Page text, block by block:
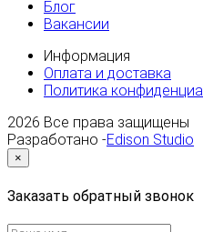
Блог
Вакансии
Информация
Оплата и доставка
Политика
2026 Все права защищены
Разработано -Edison Studio
×
Заказать обратный звонок